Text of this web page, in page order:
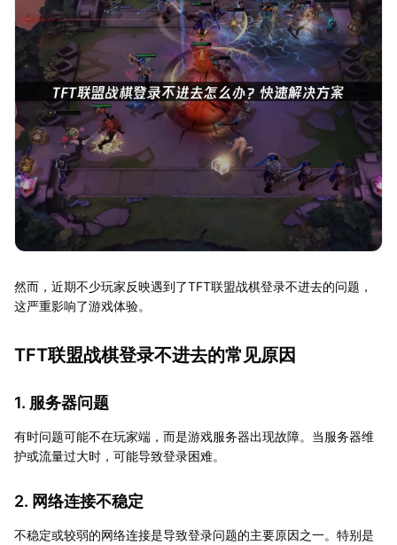
然而，近期不少玩家反映遇到了TFT联盟战棋登录不进去的问题，
这严重影响了游戏体验。
TFT联盟战棋登录不进去的常见原因
1. 服务器问题
有时问题可能不在玩家端，而是游戏服务器出现故障。当服务器维
护或流量过大时，可能导致登录困难。
2. 网络连接不稳定
不稳定或较弱的网络连接是导致登录问题的主要原因之一。特别是